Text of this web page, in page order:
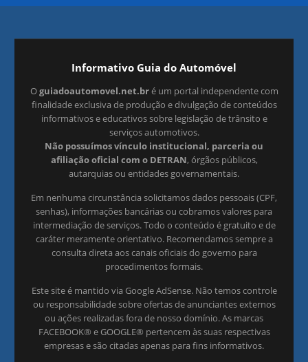
Informativo Guia do Automóvel
Oguiadoautomovel.net.bré um portal independente com
finalidade exclusiva de produção e divulgação de conteúdos
informativos e educativos sobre legislação de trânsito e
serviços automotivos.
Não possuímos vínculo institucional, parceria ou
afiliação oficial com o DETRAN, órgãos públicos,
autarquias ou entidades governamentais.
Em nenhuma circunstância solicitamos dados pessoais (CPF,
senhas), informações bancárias ou cobramos valores para
intermediação de serviços. Todo o conteúdo é gratuito e de
caráter meramente orientativo. Recomendamos sempre a
consulta direta aos canais oficiais do governo para
procedimentos formais.
Este site é mantido via Google AdSense. Não temos controle
ou responsabilidade sobre ofertas de anunciantes externos
ou ações realizadas fora de nosso domínio. As marcas
FACEBOOK® e GOOGLE® pertencem às suas respectivas
empresas e são citadas apenas para fins informativos.